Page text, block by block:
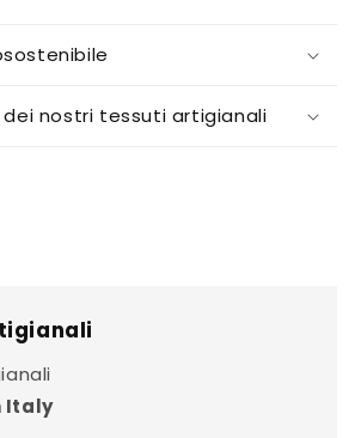
dei nostri tessuti artigianali
Italy